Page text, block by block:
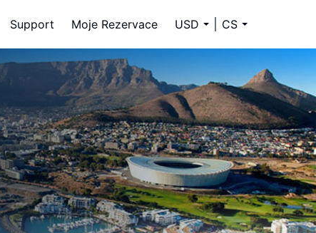
Support Moje Rezervace USD CS